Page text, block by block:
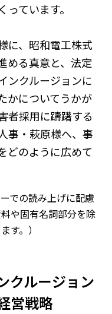
ています。
に、昭和電工株式
める真意と、法定
ンクルージョンに
かについてうかが
者採用に躊躇する
事・萩原様へ、事
どのように広めて
での読み上げに配慮
や固有名詞部分を除
す。）
クルージョン
営戦略